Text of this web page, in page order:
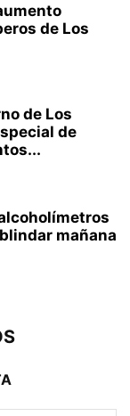
de Los
de Los
de
mañana